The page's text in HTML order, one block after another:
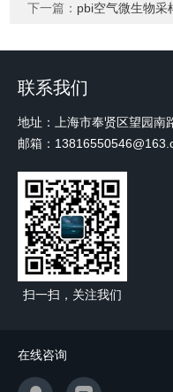
下一篇： pbi空气微生物采
联系我们
邮箱：
扫一扫，关注我们
在线咨询